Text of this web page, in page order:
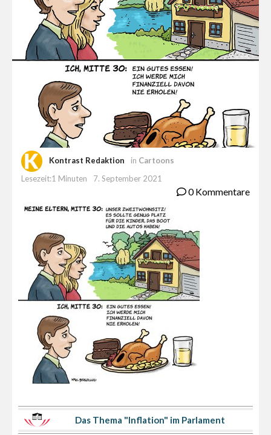
Kontrast Redaktion in Cartoons
Lesezeit:1 Minuten
7. September 2021
0 Kommentare
Das Thema "Inflation" im Parlament